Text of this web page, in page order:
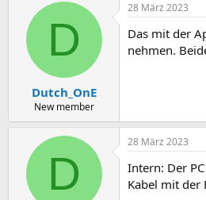
D
Dutch_OnE
New member
28 März 2023
Das mit der
nehmen.
D
28 März 2023
Intern: Der
Kabel mit der